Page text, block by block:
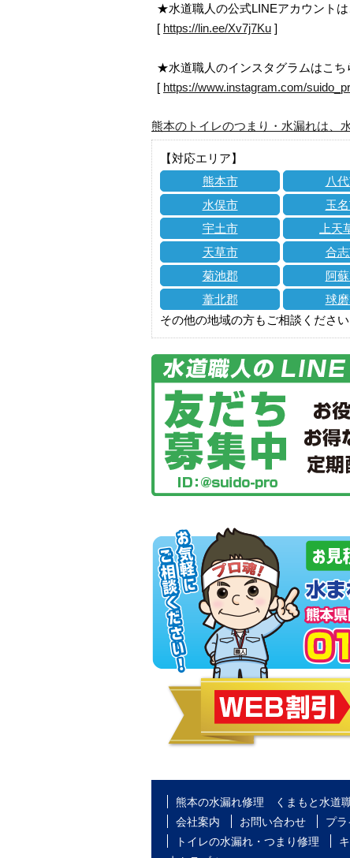
★水道職人の公式LINEアカウントは
[ https://lin.ee/Xv7j7Ku ]
★水道職人のインスタグラムはこち
[ https://www.instagram.com/
熊本のトイレのつまり・水漏れは、
【対応エリア】
熊本市
八
水俣市
玉
宇土市
上天
天草市
合
菊池郡
阿
葦北郡
球
その他の地域の方もご相談ください
熊本の水漏れ修理 くまもと水道
会社案内
お問い合わせ プ
トイレの水漏れ・つまり修理